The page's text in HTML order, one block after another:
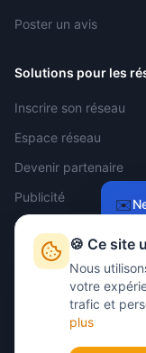
Poster un avis
Solutions pour les
Inscrire son réseau
Espace réseau
Devenir partenaire
Publicité
✉️
🍪 Ce site
Nous
votre
trafic et
plus